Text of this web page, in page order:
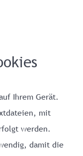
Ihrem Gerät.
mit
werden.
damit die